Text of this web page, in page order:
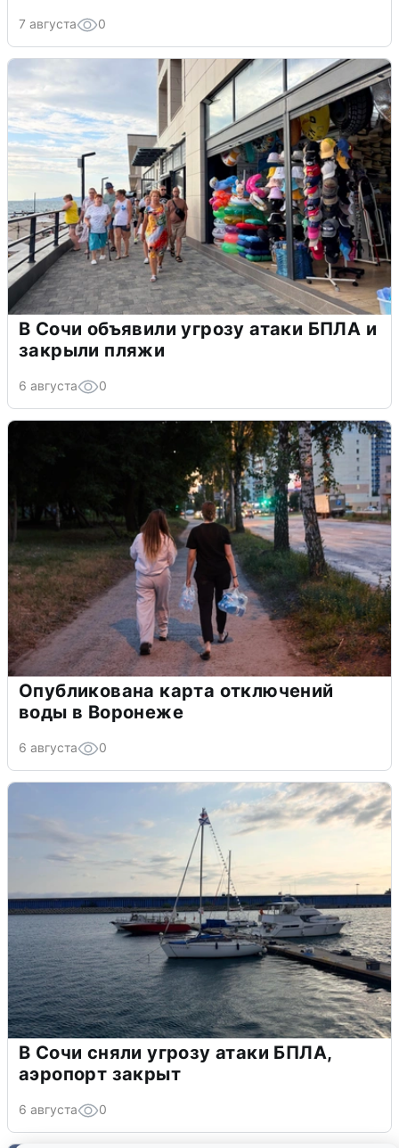
7 августа 0
В Сочи объявили угрозу атаки БПЛА и
закрыли пляжи
6 августа 0
Опубликована карта отключений
воды в Воронеже
6 августа 0
В Сочи сняли угрозу атаки БПЛА,
аэропорт закрыт
6 августа 0